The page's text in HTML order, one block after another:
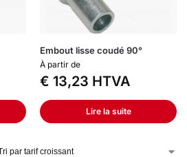
Embout lisse coudé 90°
À partir de
€ 13,23 HTVA
Lire la suite